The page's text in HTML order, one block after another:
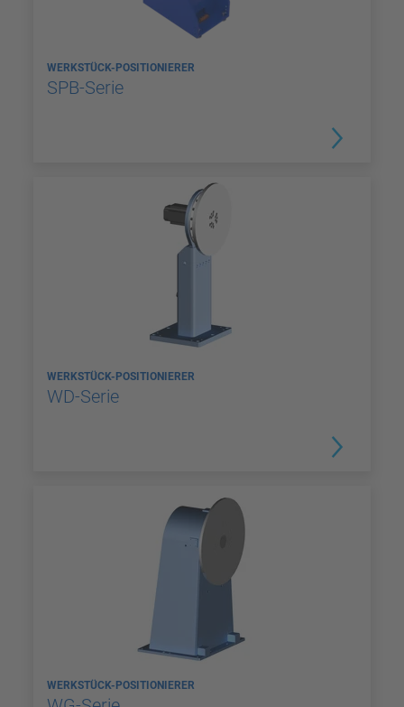
WERKSTÜCK-POSITIONIERER
SPB-Serie
WERKSTÜCK-POSITIONIERER
WD-Serie
WERKSTÜCK-POSITIONIERER